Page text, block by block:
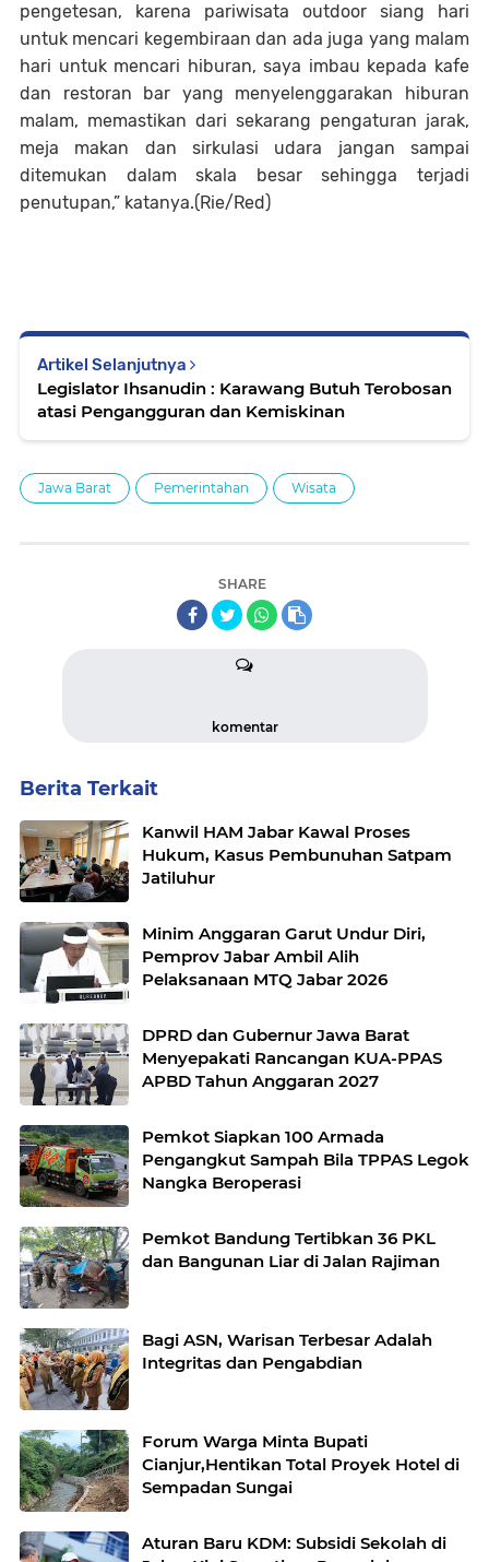
pengetesan, karena pariwisata outdoor siang hari
untuk mencari kegembiraan dan ada juga yang malam
hari untuk mencari hiburan, saya imbau kepada kafe
dan restoran bar yang menyelenggarakan hiburan
malam, memastikan dari sekarang pengaturan jarak,
meja makan dan sirkulasi udara jangan sampai
ditemukan dalam skala besar sehingga terjadi
penutupan,” katanya.(Rie/Red)
Artikel Selanjutnya
Legislator Ihsanudin : Karawang Butuh Terobosan
atasi Pengangguran dan Kemiskinan
Jawa Barat Pemerintahan Wisata
SHARE
komentar
Berita Terkait
Kanwil HAM Jabar Kawal Proses
Hukum, Kasus Pembunuhan Satpam
Jatiluhur
Minim Anggaran Garut Undur Diri,
Pemprov Jabar Ambil Alih
Pelaksanaan MTQ Jabar 2026
DPRD dan Gubernur Jawa Barat
Menyepakati Rancangan KUA-PPAS
APBD Tahun Anggaran 2027
Pemkot Siapkan 100 Armada
Pengangkut Sampah Bila TPPAS Legok
Nangka Beroperasi
Pemkot Bandung Tertibkan 36 PKL
dan Bangunan Liar di Jalan Rajiman
Bagi ASN, Warisan Terbesar Adalah
Integritas dan Pengabdian
Forum Warga Minta Bupati
Cianjur,Hentikan Total Proyek Hotel di
Sempadan Sungai
Aturan Baru KDM: Subsidi Sekolah di